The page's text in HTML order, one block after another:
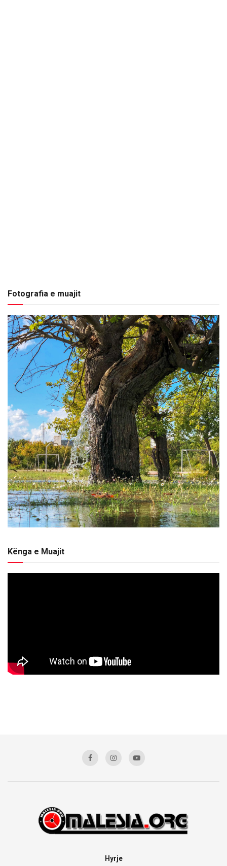
Fotografia e muajit
Kënga e Muajit
Hyrje